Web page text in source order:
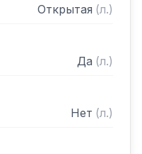
Открытая (л.)
Да (л.)
Нет (л.)